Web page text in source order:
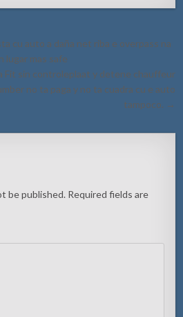
cu auto a daña net riba e overpass na
lugar mas safe
Fit sin controleplaat y detene chauffeur
no ta paga y no ta cuadra cu e auto
tampoco. →
be published. Required fields are